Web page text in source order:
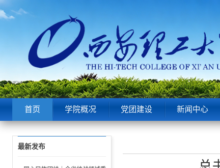
首页 学院概况 党团建设 新闻中心
最新发布